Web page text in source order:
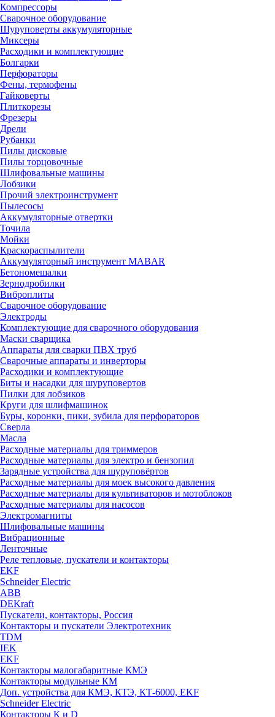
Компрессоры
Сварочное оборудование
Шуруповерты аккумуляторные
Миксеры
Расходики и комплектующие
Болгарки
Перфораторы
Фены, термофены
Гайковерты
Плиткорезы
Фрезеры
Дрели
Рубанки
Пилы дисковые
Пилы торцовочные
Шлифовальные машины
Лобзики
Прочий электроинструмент
Пылесосы
Аккумуляторные отвертки
Точила
Мойки
Краскораспылители
Аккумуляторный инструмент MABAR
Бетономешалки
Зернодробилки
Виброплиты
Сварочное оборудование
Электроды
Комплектующие для сварочного оборудования
Маски сварщика
Аппараты для сварки ПВХ труб
Сварочные аппараты и инверторы
Расходики и комплектующие
Биты и насадки для шуруповертов
Пилки для лобзиков
Круги для шлифмашинок
Буры, коронки, пики, зубила для перфораторов
Сверла
Масла
Расходные материалы для триммеров
Расходные материалы для электро и бензопил
Зарядные устройства для шуруповёртов
Расходные материалы для моек высокого давления
Расходные материалы для культиваторов и мотоблоков
Расходные материалы для насосов
Электромагниты
Шлифовальные машины
Вибрационные
Ленточные
Реле тепловые, пускатели и контакторы
EKF
Schneider Electric
ABB
DEKraft
Пускатели, контакторы, Россия
Контакторы и пускатели Электротехник
TDM
IEK
EKF
Контакторы малогабаритные КМЭ
Контакторы модульные КМ
Доп. устройства для КМЭ, КТЭ, КТ-6000, EKF
Schneider Electric
Контакторы К и D